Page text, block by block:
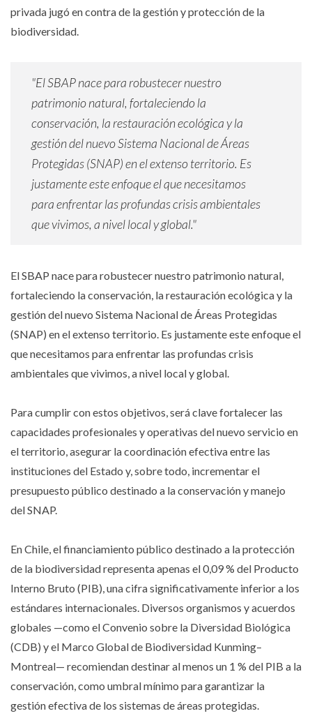
privada jugó en contra de la gestión y protección de la
biodiversidad.
"El SBAP nace para robustecer nuestro
patrimonio natural, fortaleciendo la
conservación, la restauración ecológica y la
gestión del nuevo Sistema Nacional de Áreas
Protegidas (SNAP) en el extenso territorio. Es
justamente este enfoque el que necesitamos
para enfrentar las profundas crisis ambientales
que vivimos, a nivel local y global."
El SBAP nace para robustecer nuestro patrimonio natural,
fortaleciendo la conservación, la restauración ecológica y la
gestión del nuevo Sistema Nacional de Áreas Protegidas
(SNAP) en el extenso territorio. Es justamente este enfoque el
que necesitamos para enfrentar las profundas crisis
ambientales que vivimos, a nivel local y global.
Para cumplir con estos objetivos, será clave fortalecer las
capacidades profesionales y operativas del nuevo servicio en
el territorio, asegurar la coordinación efectiva entre las
instituciones del Estado y, sobre todo, incrementar el
presupuesto público destinado a la conservación y manejo
del SNAP.
En Chile, el financiamiento público destinado a la protección
de la biodiversidad representa apenas el 0,09 % del Producto
Interno Bruto (PIB), una cifra significativamente inferior a los
estándares internacionales. Diversos organismos y acuerdos
globales —como el Convenio sobre la Diversidad Biológica
(CDB) y el Marco Global de Biodiversidad Kunming–
Montreal— recomiendan destinar al menos un 1 % del PIB a la
conservación, como umbral mínimo para garantizar la
gestión efectiva de los sistemas de áreas protegidas.